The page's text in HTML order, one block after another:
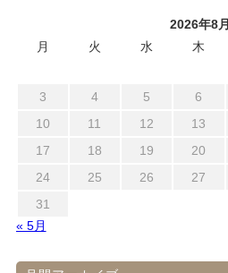
2026年8月
月
火 水 木
3
4 5 6
10
11 12 13
17
18 19 20
24
25 26 27
31
« 5月